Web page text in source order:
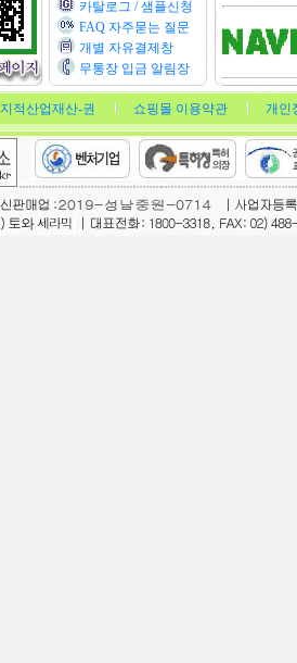
카탈로그 / 샘플신청
FAQ 자주묻는 질문
개별 자유결제창
무통장 입금 알림장
지적산업재산-권 쇼핑몰 이용약관 개인